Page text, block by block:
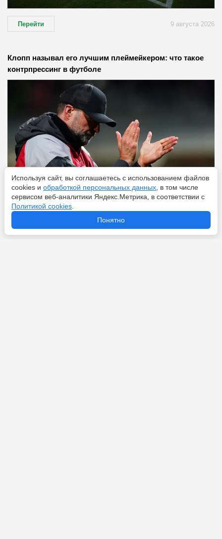
Перейти 9 августа 2026
Клопп называл его лучшим плеймейкером: что такое
контрпрессинг в футболе
Перейти 9 августа 2026
Используя сайт, вы соглашаетесь с использованием файлов
cookies и обработкой персональных данных , в том числе
сервисом веб-аналитики Яндекс.Метрика, в соответствии с
Политикой cookies
Понятно